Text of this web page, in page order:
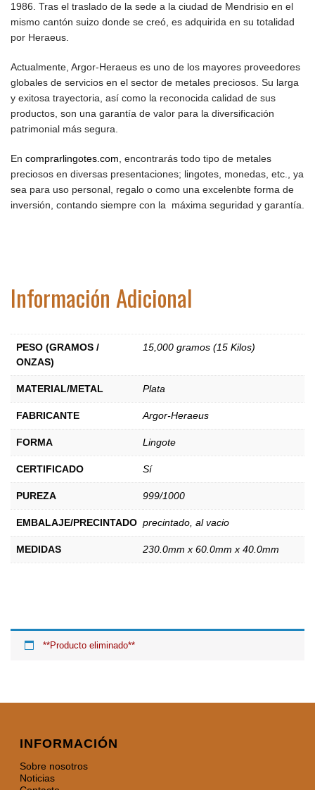
1986. Tras el traslado de la sede a la ciudad de Mendrisio en el
mismo cantón suizo donde se creó, es adquirida en su totalidad
por Heraeus.
Actualmente, Argor-Heraeus es uno de los mayores proveedores
globales de servicios en el sector de metales preciosos. Su larga
y exitosa trayectoria, así como la reconocida calidad de sus
productos, son una garantía de valor para la diversificación
patrimonial más segura.
En comprarlingotes.com, encontrarás todo tipo de metales
preciosos en diversas presentaciones; lingotes, monedas, etc., ya
sea para uso personal, regalo o como una excelenbte forma de
inversión, contando siempre con la máxima seguridad y garantía.
Información Adicional
PESO (GRAMOS /
ONZAS)
15,000 gramos (15 Kilos)
MATERIAL/METAL Plata
FABRICANTE Argor-Heraeus
FORMA Lingote
CERTIFICADO Sí
PUREZA 999/1000
EMBALAJE/PRECINTADO precintado, al vacio
MEDIDAS 230.0mm x 60.0mm x 40.0mm
**Producto eliminado**
INFORMACIÓN
Sobre nosotros
Noticias